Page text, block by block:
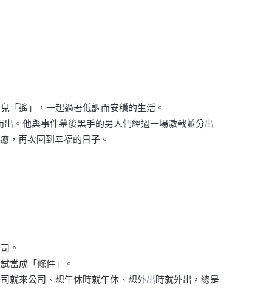
「遙」，一起過著低調而安穩的生活。
。他與事件幕後黑手的男人們經過一場激戰並分出
，再次回到幸福的日子。
。
當成「條件」。
就來公司、想午休時就午休、想外出時就外出，總是